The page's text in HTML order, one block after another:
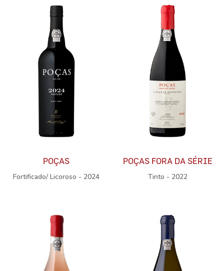
POÇAS
Fortificado/ Licoroso - 2024
POÇAS FORA DA SÉRIE
Tinto - 2022